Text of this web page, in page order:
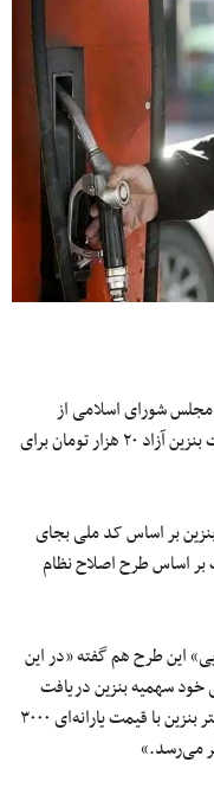
شورای اسلامی از
سه‌نرخی شدن بنزین خبر داده و اعلام کرده قیمت بنزین آزاد ۲۰ هزار تومان برای
بر اساس کد ملی بجای
اساس طرح اصلاح نظام
این طرح هم گفته «در این
خود سهمیه بنزین دریافت
می‌کند. به عنوان مثال، برای هر فرد روزانه یک لیتر بنزین با قیمت یارانه‌ای ۳۰۰۰